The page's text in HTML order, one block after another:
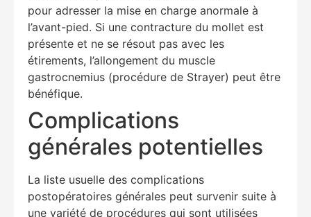
pour adresser la mise en charge anormale à
l’avant-pied. Si une contracture du mollet est
présente et ne se résout pas avec les
étirements, l’allongement du muscle
gastrocnemius (procédure de Strayer) peut être
bénéfique.
Complications
générales potentielles
La liste usuelle des complications
postopératoires générales peut survenir suite à
une variété de procédures qui sont utilisées